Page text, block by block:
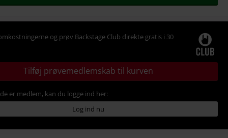
og prøv Backstage Club direkte gratis i 30
Tilføj prøvemedlemskab til kurven
er medlem, kan du logge ind her:
Log ind nu